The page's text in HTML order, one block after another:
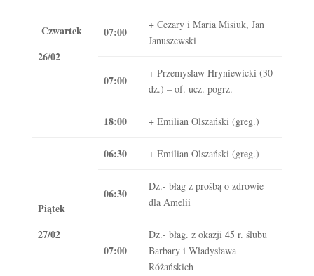
Czwartek
26/02
07:00
+ Cezary i Maria Misiuk, Jan
Januszewski
07:00
+ Przemysław Hryniewicki (30
dz.) – of. ucz. pogrz.
18:00 + Emilian Olszański (greg.)
Piątek
27/02
06:30 + Emilian Olszański (greg.)
06:30
Dz.- błag z prośbą o zdrowie
dla Amelii
07:00
Dz.- błag. z okazji 45 r. ślubu
Barbary i Władysława
Różańskich